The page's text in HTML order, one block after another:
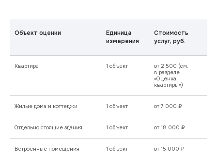
Объект оценки
Единица
измерения
Стоимость
услуг, руб.
Квартира 1 объект
от 2 500 (см.
в разделе
«Оценка
квартиры»)
Жилые дома и коттеджи 1 объект от 7 000 ₽
Отдельно стоящие здания 1 объект от 18 000 ₽
Встроенные помещения 1 объект от 15 000 ₽